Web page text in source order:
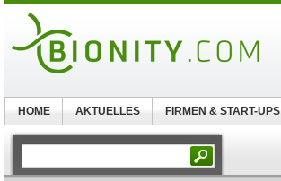
HOME AKTUELLES FIRMEN & START-UPS